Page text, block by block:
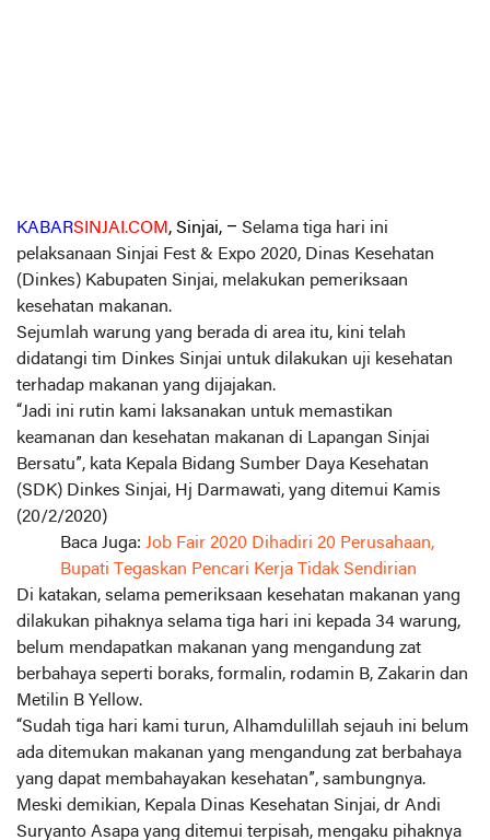
KABARSINJAI.COM , Sinjai, – Selama tiga hari ini
pelaksanaan Sinjai Fest & Expo 2020, Dinas Kesehatan
(Dinkes) Kabupaten Sinjai, melakukan pemeriksaan
kesehatan makanan.
Sejumlah warung yang berada di area itu, kini telah
didatangi tim Dinkes Sinjai untuk dilakukan uji kesehatan
terhadap makanan yang dijajakan.
“Jadi ini rutin kami laksanakan untuk memastikan
keamanan dan kesehatan makanan di Lapangan Sinjai
Bersatu”, kata Kepala Bidang Sumber Daya Kesehatan
(SDK) Dinkes Sinjai, Hj Darmawati, yang ditemui Kamis
(20/2/2020)
Baca Juga: Job Fair 2020 Dihadiri 20 Perusahaan,
Bupati Tegaskan Pencari Kerja Tidak Sendirian
Di katakan, selama pemeriksaan kesehatan makanan yang
dilakukan pihaknya selama tiga hari ini kepada 34 warung,
belum mendapatkan makanan yang mengandung zat
berbahaya seperti boraks, formalin, rodamin B, Zakarin dan
Metilin B Yellow.
“Sudah tiga hari kami turun, Alhamdulillah sejauh ini belum
ada ditemukan makanan yang mengandung zat berbahaya
yang dapat membahayakan kesehatan”, sambungnya.
Meski demikian, Kepala Dinas Kesehatan Sinjai, dr Andi
Suryanto Asapa yang ditemui terpisah, mengaku pihaknya